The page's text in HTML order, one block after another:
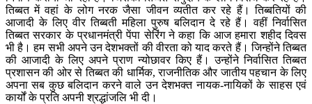
तिब्बत में वहां के लोग नरक जैसा जीवन व्यतीत कर रहे हैं। तिब्बतियों की
आजादी के लिए वीर तिब्बती महिला पुरुष बलिदान दे रहे हैं। वहीं निर्वासित
तिब्बत सरकार के प्रधानमंत्री पेंपा सेरिंग ने कहा कि आज हमारा शहीद दिवस
भी है। हम सभी अपने उन देशभक्तों की वीरता को याद करते हैं। जिन्होंने तिब्बत
की आजादी के लिए अपने प्राण न्योछावर किए हैं। उन्होंने निर्वासित तिब्बत
प्रशासन की ओर से तिब्बत की धार्मिक, राजनीतिक और जातीय पहचान के लिए
अपना सब कुछ बलिदान करने वाले उन देशभक्त नायक-नायिकों के साहस एवं
कार्यों के प्रति अपनी श्रद्धांजलि भी दी।